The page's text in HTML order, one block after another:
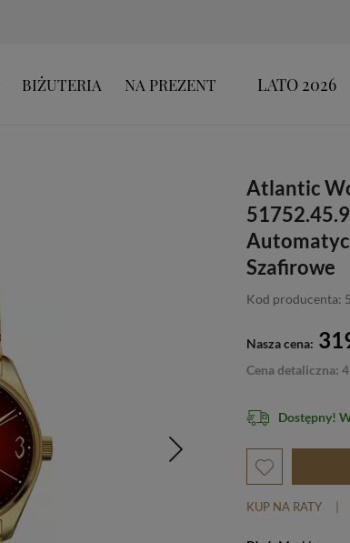
BIŻUTERIA NA PREZENT LATO 2026
Atlantic
Szafirowe
Kod producenta:
Nasza cena:
Cena detaliczna:
Dostępny!
KUP NA RATY